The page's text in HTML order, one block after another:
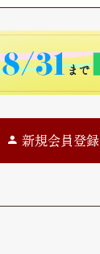
新規会員登録